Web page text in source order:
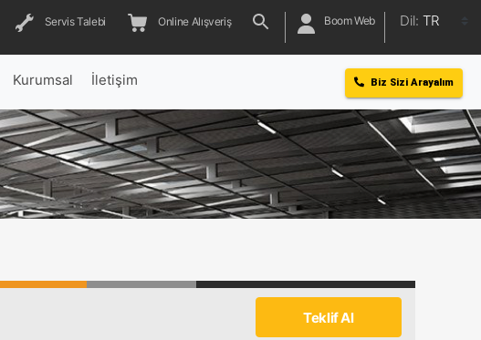
Servis Talebi Online Alışveriş Boom Web Dil: TR
Kurumsal İletişim Biz Sizi Arayalım
Teklif Al